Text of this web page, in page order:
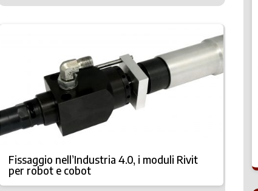
Fissaggio nell’Industria 4.0, i moduli Rivit
per robot e cobot